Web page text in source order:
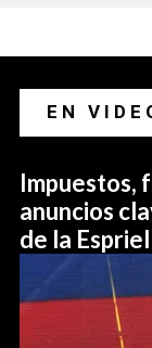
EN
Impuestos,
anuncios
de la